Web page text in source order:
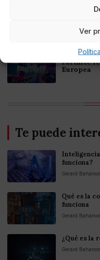
Ver
Online Casino
Entretenimiento
Fortnite
Europea
Te puede
funciona?
Gerard
Qué es la
funciona
Gerard
¿Qué es la
Gerard